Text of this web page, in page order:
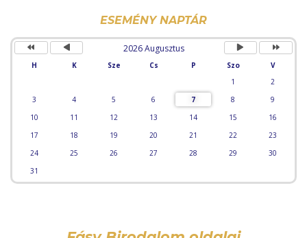
ESEMÉNY NAPTÁR
2026 Augusztus
H K Sze Cs P Szo
V
1
2
3
4 5 6 7 8
9
10
11 12 13 14 15
16
17
18 19 20 21 22
23
24
25 26 27 28 29
30
31